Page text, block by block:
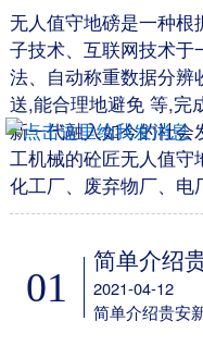
无人值守地磅是一种
子技术、互联网技术
法、自动称重数据分
送,能合理地避免 等,完
新一代融入如今的社
工机械的砼匠无人值守
化工厂、废弃物厂、电
01
简单介绍
2021-04-12